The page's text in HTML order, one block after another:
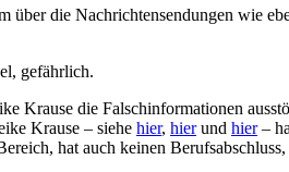
die Nachrichtensendungen wie
gefährlich.
Krause die Falschinformationen
Krause – siehe hier, hierund hier–
hat auch keinen